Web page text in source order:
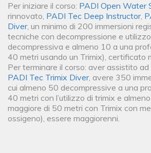
Per iniziare il corso: PADI Open Water
rinnovato, PADI Tec Deep Instructor,
Diver, un minimo di 200 immersioni
tecniche con decompressione e
decompressiva e almeno 10 a una
40 metri usando un Trimix), certificato
Per terminare il corso: aver assistito
PADI Tec Trimix Diver, avere 350
cui almeno 50 decompressive a una
40 metri con l’utilizzo di trimix e
maggiore di 50 metri con Trimix con
ossigeno), essere maggiorenni.